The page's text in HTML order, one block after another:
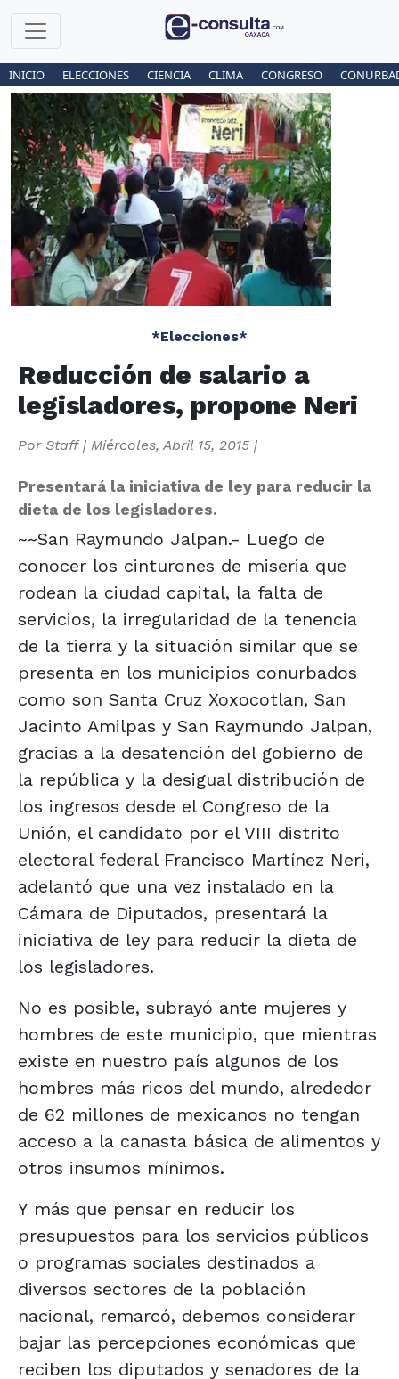
INICIO ELECCIONES CIENCIA CLIMA CONGRESO
*Elecciones*
Reducción de salario a
legisladores, propone Neri
Por Staff| Miércoles, Abril 15, 2015 |
Presentará la iniciativa de ley para reducir la
dieta de los legisladores.
~~San Raymundo Jalpan.- Luego de
conocer los cinturones de miseria que
rodean la ciudad capital, la falta de
servicios, la irregularidad de la tenencia
de la tierra y la situación similar que se
presenta en los municipios conurbados
como son Santa Cruz Xoxocotlan, San
Jacinto Amilpas y San Raymundo Jalpan,
gracias a la desatención del gobierno de
la república y la desigual distribución de
los ingresos desde el Congreso de la
Unión, el candidato por el VIII distrito
electoral federal Francisco Martínez Neri,
adelantó que una vez instalado en la
Cámara de Diputados, presentará la
iniciativa de ley para reducir la dieta de
los legisladores.
No es posible, subrayó ante mujeres y
hombres de este municipio, que mientras
existe en nuestro país algunos de los
hombres más ricos del mundo, alrededor
de 62 millones de mexicanos no tengan
acceso a la canasta básica de alimentos y
otros insumos mínimos.
Y más que pensar en reducir los
presupuestos para los servicios públicos
o programas sociales destinados a
diversos sectores de la población
nacional, remarcó, debemos considerar
bajar las percepciones económicas que
reciben los diputados y senadores de la